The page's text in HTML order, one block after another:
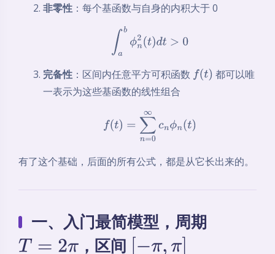
非零性 ：每个基函数与自身的内积大于 0
∫a ϕn2( )d >
完备性 ：区间内任意平方可积函数 f(t)
都可以唯
一表示为这些基函数的线性组合
f(t) n=0∞ ϕ t)
有了这个基础，后面的所有公式，都是从它长出来的。
一、入门最简模型，周期
T= 2π ，区间 −π,π]